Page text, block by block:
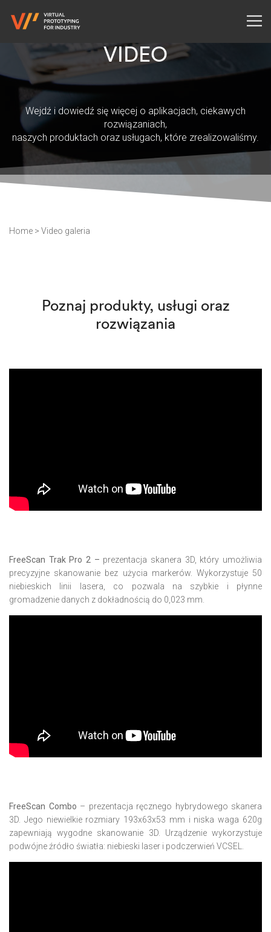
VIDEO
Wejdź i dowiedź się więcej o aplikacjach, ciekawych
rozwiązaniach,
naszych produktach oraz usługach, które zrealizowaliśmy.
Home > Video galeria
Poznaj produkty, usługi oraz
rozwiązania
FreeScan Trak Pro 2 – prezentacja skanera 3D, który umożliwia
precyzyjne skanowanie bez użycia markerów. Wykorzystuje 50
niebieskich linii lasera, co pozwala na szybkie i płynne
gromadzenie danych z dokładnością do 0,023 mm.
FreeScan Combo – prezentacja ręcznego hybrydowego skanera
3D. Jego niewielkie rozmiary 193x63x53 mm i niska waga 620g
zapewniają wygodne skanowanie 3D. Urządzenie wykorzystuje
podwójne źródło światła: niebieski laser i podczerwień VCSEL.